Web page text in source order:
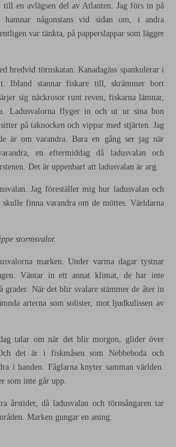
till en avlägsen del av Atlanten. Jag förs in på
hamnar någonstans vid sidan om, i andra
var tänkta, på papperslappar som lägger
bredvid törnskatan. Kanadagäss spankulerar i
Ibland stannar fiskare till, skrämmer bort
sig näckrosor runt reven, fiskarna lämnar,
Ladusvalorna flyger in och ut ur sina bon
på taknocken och vippar med stjärten. Jag
är om varandra. Bara en gång ser jag när
en eftermiddag då ladusvalan och
Det är uppenbart att ladusvalan är arg.
Jag föreställer mig hur ladusvalan och
skulle finna varandra om de möttes. Världarna
stormsvalor.
marken. Under varma dagar tystnar
Väntar in ett annat klimat, de har inte
När det blir svalare stämmer de åter in
arterna som solister, mot ljudkulissen av
talar om när det blir morgon, glider över
det är i fiskmåsen som Nebbeboda och
i handen. Fåglarna knyter samman världen.
som inte går upp.
årstider, då ladusvalan och törnsångaren tar
Marken gungar en aning.